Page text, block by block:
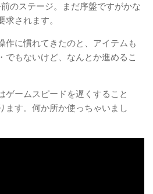
のステージ。まだ序盤ですがかな
されます。
作に慣れてきたのと、アイテムも
でもないけど、なんとか進めるこ
ゲームスピードを遅くすること
ます。何か所か使っちゃいまし